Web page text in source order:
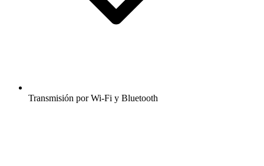
Transmisión por Wi-Fi y Bluetooth